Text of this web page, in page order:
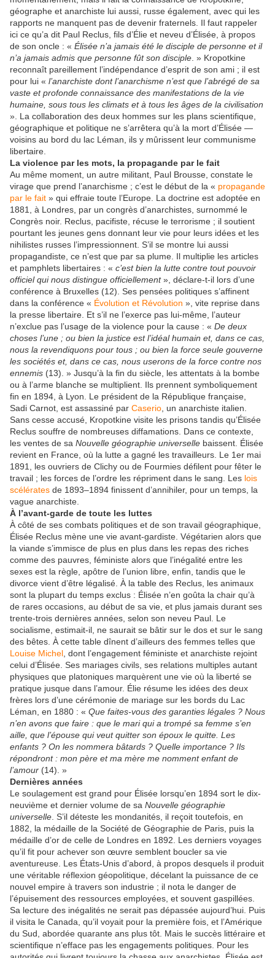
géographe et anarchiste lui aussi, russe également, avec qui les
rapports ne manquent pas de devenir fraternels. Il faut rappeler
ici ce qu’a dit Paul Reclus, fils d’Élie et neveu d’Élisée, à propos
de son oncle : « Élisée n’a jamais été le disciple de personne et il
n’a jamais admis que personne fût son disciple . » Kropotkine
reconnaît pareillement l’indépendance d’esprit de son ami ; il est
pour lui « l’anarchiste dont l’anarchisme n’est que l’abrégé de sa
vaste et profonde connaissance des manifestations de la vie
humaine, sous tous les climats et à tous les âges de la civilisation
». La collaboration des deux hommes sur les plans scientifique,
géographique et politique ne s’arrêtera qu’à la mort d’Élisée —
voisins au bord du lac Léman, ils y mûrissent leur communisme
libertaire.
La violence par les mots, la propagande par le fait
Au même moment, un autre militant, Paul Brousse, constate le
virage que prend l’anarchisme ; c’est le début de la « propagande
par le fait » qui effraie toute l’Europe. La doctrine est adoptée en
1881, à Londres, par un congrès d’anarchistes, surnommé le
Congrès noir. Reclus, pacifiste, récuse le terrorisme ; il soutient
pourtant les jeunes gens donnant leur vie pour leurs idées et les
nihilistes russes l’impressionnent. S’il se montre lui aussi
propagandiste, ce n’est que par sa plume. Il multiplie les articles
et pamphlets libertaires : « c’est bien la lutte contre tout pouvoir
officiel qui nous distingue officiellement», déclare-t-il lors d’une
conférence à Bruxelles (12). Ses pensées politiques s’affinent
dans la conférence « Évolution et Révolution », vite reprise dans
la presse libertaire. Et s’il ne l’exerce pas lui-même, l’auteur
n’exclue pas l’usage de la violence pour la cause : « De deux
choses l’une ; ou bien la justice est l’idéal humain et, dans ce cas,
nous la revendiquons pour tous ; ou bien la force seule gouverne
les sociétés et, dans ce cas, nous userons de la force contre nos
ennemis (13). » Jusqu’à la fin du siècle, les attentats à la bombe
ou à l’arme blanche se multiplient. Ils prennent symboliquement
fin en 1894, à Lyon. Le président de la République française,
Sadi Carnot, est assassiné par Caserio , un anarchiste italien.
Sans cesse accusé, Kropotkine visite les prisons tandis qu’Élisée
Reclus souffre de nombreuses diffamations. Dans ce contexte,
les ventes de sa Nouvelle géographie universelle baissent. Élisée
revient en France, où la lutte a gagné les travailleurs. Le 1er mai
1891, les ouvriers de Clichy ou de Fourmies défilent pour fêter le
travail ; les forces de l’ordre les répriment dans le sang. Les lois
scélérates de 1893–1894 finissent d’annihiler, pour un temps, la
vague anarchiste.
À l’avant-garde de toute les luttes
À côté de ses combats politiques et de son travail géographique,
Élisée Reclus mène une vie avant-gardiste. Végétarien alors que
la viande s’immisce de plus en plus dans les repas des riches
comme des pauvres, féministe alors que l’inégalité entre les
sexes est la règle, apôtre de l’union libre, enfin, tandis que le
divorce vient d’être légalisé. À la table des Reclus, les animaux
sont la plupart du temps exclus : Élisée n’en goûta la chair qu’à
de rares occasions, au début de sa vie, et plus jamais durant ses
trente-trois dernières années, selon son neveu Paul. Le
socialisme, estimait-il, ne saurait se bâtir sur le dos et sur le sang
des bêtes. À cette table dînent d’ailleurs des femmes telles que
Louise Michel , dont l’engagement féministe et anarchiste rejoint
celui d’Élisée. Ses mariages civils, ses relations multiples autant
physiques que platoniques marquèrent une vie où la liberté se
pratique jusque dans l’amour. Élie résume les idées des deux
frères lors d’une cérémonie de mariage sur les bords du Lac
Léman, en 1880 : « Que faites-vous des garanties légales ? Nous
n’en avons que faire : que le mari qui a trompé sa femme s’en
aille, que l’épouse qui veut quitter son époux le quitte. Les
enfants ? On les nommera bâtards ? Quelle importance ? Ils
répondront : mon père et ma mère me nomment enfant de
l’amour (14). »
Dernières années
Le soulagement est grand pour Élisée lorsqu’en 1894 sort le dix-
neuvième et dernier volume de sa Nouvelle géographie
universelle . S’il déteste les mondanités, il reçoit toutefois, en
1882, la médaille de la Société de Géographie de Paris, puis la
médaille d’or de celle de Londres en 1892. Les derniers voyages
qu’il fit pour achever son œuvre semblent boucler sa vie
aventureuse. Les États-Unis d’abord, à propos desquels il produit
une véritable réflexion géopolitique, décelant la puissance de ce
nouvel empire à travers son industrie ; il nota le danger de
l’épuisement des ressources employées, et souvent gaspillées.
Sa lecture des inégalités ne serait pas dépassée aujourd’hui. Puis
il visita le Canada, qu’il voyait pour la première fois, et l’Amérique
du Sud, abordée quarante ans plus tôt. Mais le succès littéraire et
scientifique n’efface pas les engagements politiques. Pour les